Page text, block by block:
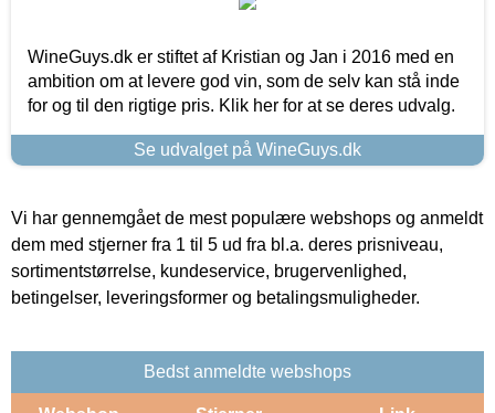
WineGuys.dk er stiftet af Kristian og Jan i 2016 med en
ambition om at levere god vin, som de selv kan stå inde
for og til den rigtige pris. Klik her for at se deres udvalg.
Se udvalget på WineGuys.dk
Vi har gennemgået de mest populære webshops og anmeldt
dem med stjerner fra 1 til 5 ud fra bl.a. deres prisniveau,
sortimentstørrelse, kundeservice, brugervenlighed,
betingelser, leveringsformer og betalingsmuligheder.
Bedst anmeldte webshops